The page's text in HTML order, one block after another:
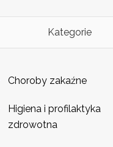
Kategorie
Choroby zakaźne
Higiena i profilaktyka
zdrowotna